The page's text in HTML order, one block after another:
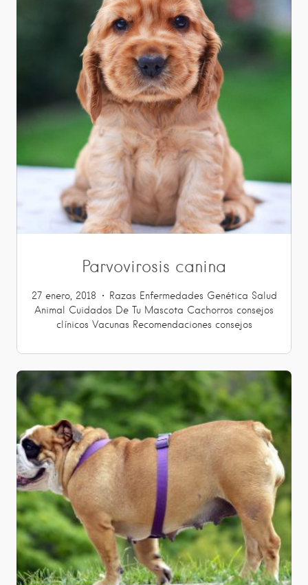
Parvovirosis canina
27 enero, 2018 Razas Enfermedades Genética Salud
Animal
Cuidados De Tu Mascota Cachorros consejos
clínicos Vacunas Recomendaciones consejos